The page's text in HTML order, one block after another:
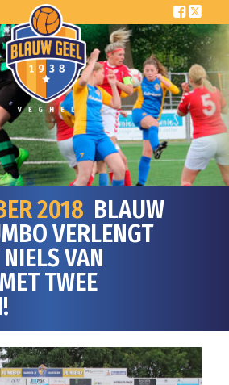
2018 BLAUW
VERLENGT
VAN
TWEE